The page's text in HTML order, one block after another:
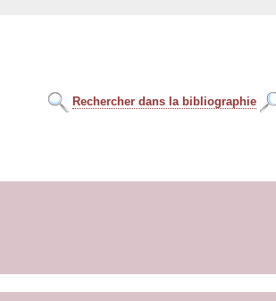
Rechercher dans la bibliographie